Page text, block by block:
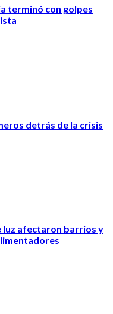
terminó con golpes
detrás de la crisis
luz afectaron barrios y